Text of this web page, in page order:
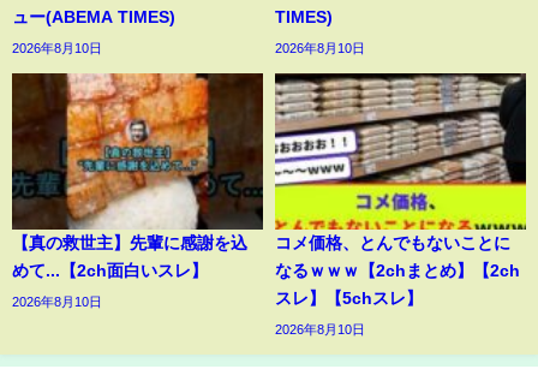
ュー(ABEMA TIMES)
2026年8月10日
TIMES)
2026年8月10日
【真の救世主】先輩に感謝を込
めて...【2ch面白いスレ】
2026年8月10日
コメ価格、とんでもないことに
なるｗｗｗ【2chまとめ】【2ch
スレ】【5chスレ】
2026年8月10日